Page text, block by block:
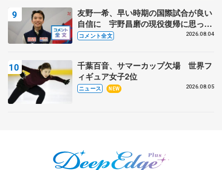
友野一希、早い時期の国際試合が良い
自信に 宇野昌磨の現役復帰に思って
いること 【アジアンオープントロフ
コメント全文 2026.08.04
千葉百音、サマーカップ欠場 世界フ
ィギュア女子2位
ニュース NEW 2026.08.05